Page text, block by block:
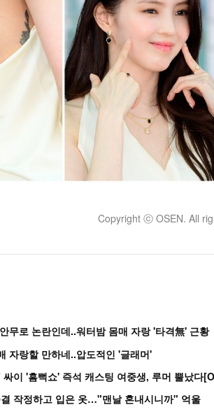
Copyright ⓒ OSEN. All
무로 논란인데..워터밤 몸매 자랑 '타격無' 근황
자랑할 만하네..압도적인 '글래머'
작정하고 입은 옷…"맨날 혼내시니까" 억울